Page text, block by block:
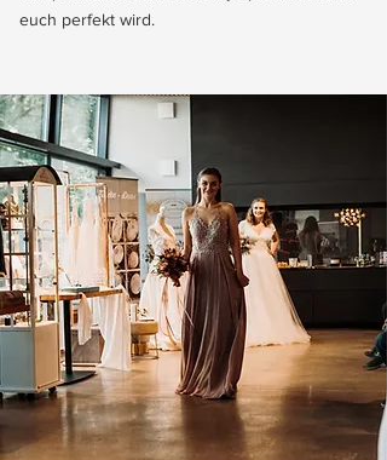
euch perfekt wird.